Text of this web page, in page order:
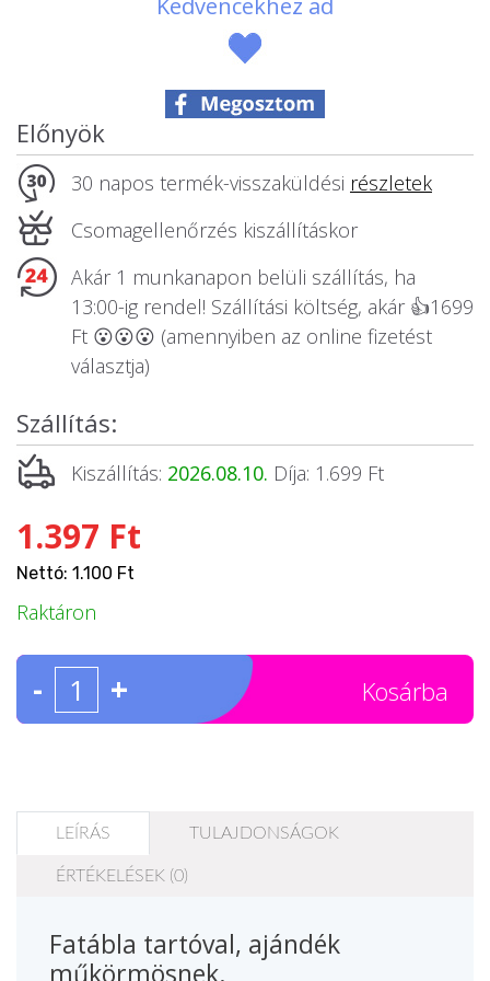
Állatos ajándéktárgyakKedvencekhez ad
Előnyök
30 napos termék-visszaküldési részletek
Csomagellenőrzés kiszállításkor
Akár 1 munkanapon belüli szállítás, ha
13:00-ig rendel! Szállítási költség, akár 👍1699
Ft 😮😮😮 (amennyiben az online fizetést
választja)
Szállítás:
Kiszállítás: 2026.08.10. Díja: 1.699 Ft
1.397 Ft
Nettó: 1.100 Ft
Raktáron
- + Kosárba
LEÍRÁS TULAJDONSÁGOK
ÉRTÉKELÉSEK (0)
Fatábla tartóval, ajándék
műkörmösnek.